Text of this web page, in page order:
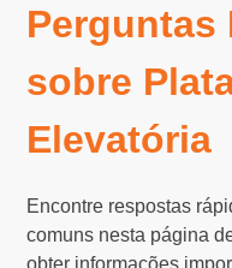
Perguntas
sobre
Elevatória
Encontre respostas
comuns nesta página
obter informações